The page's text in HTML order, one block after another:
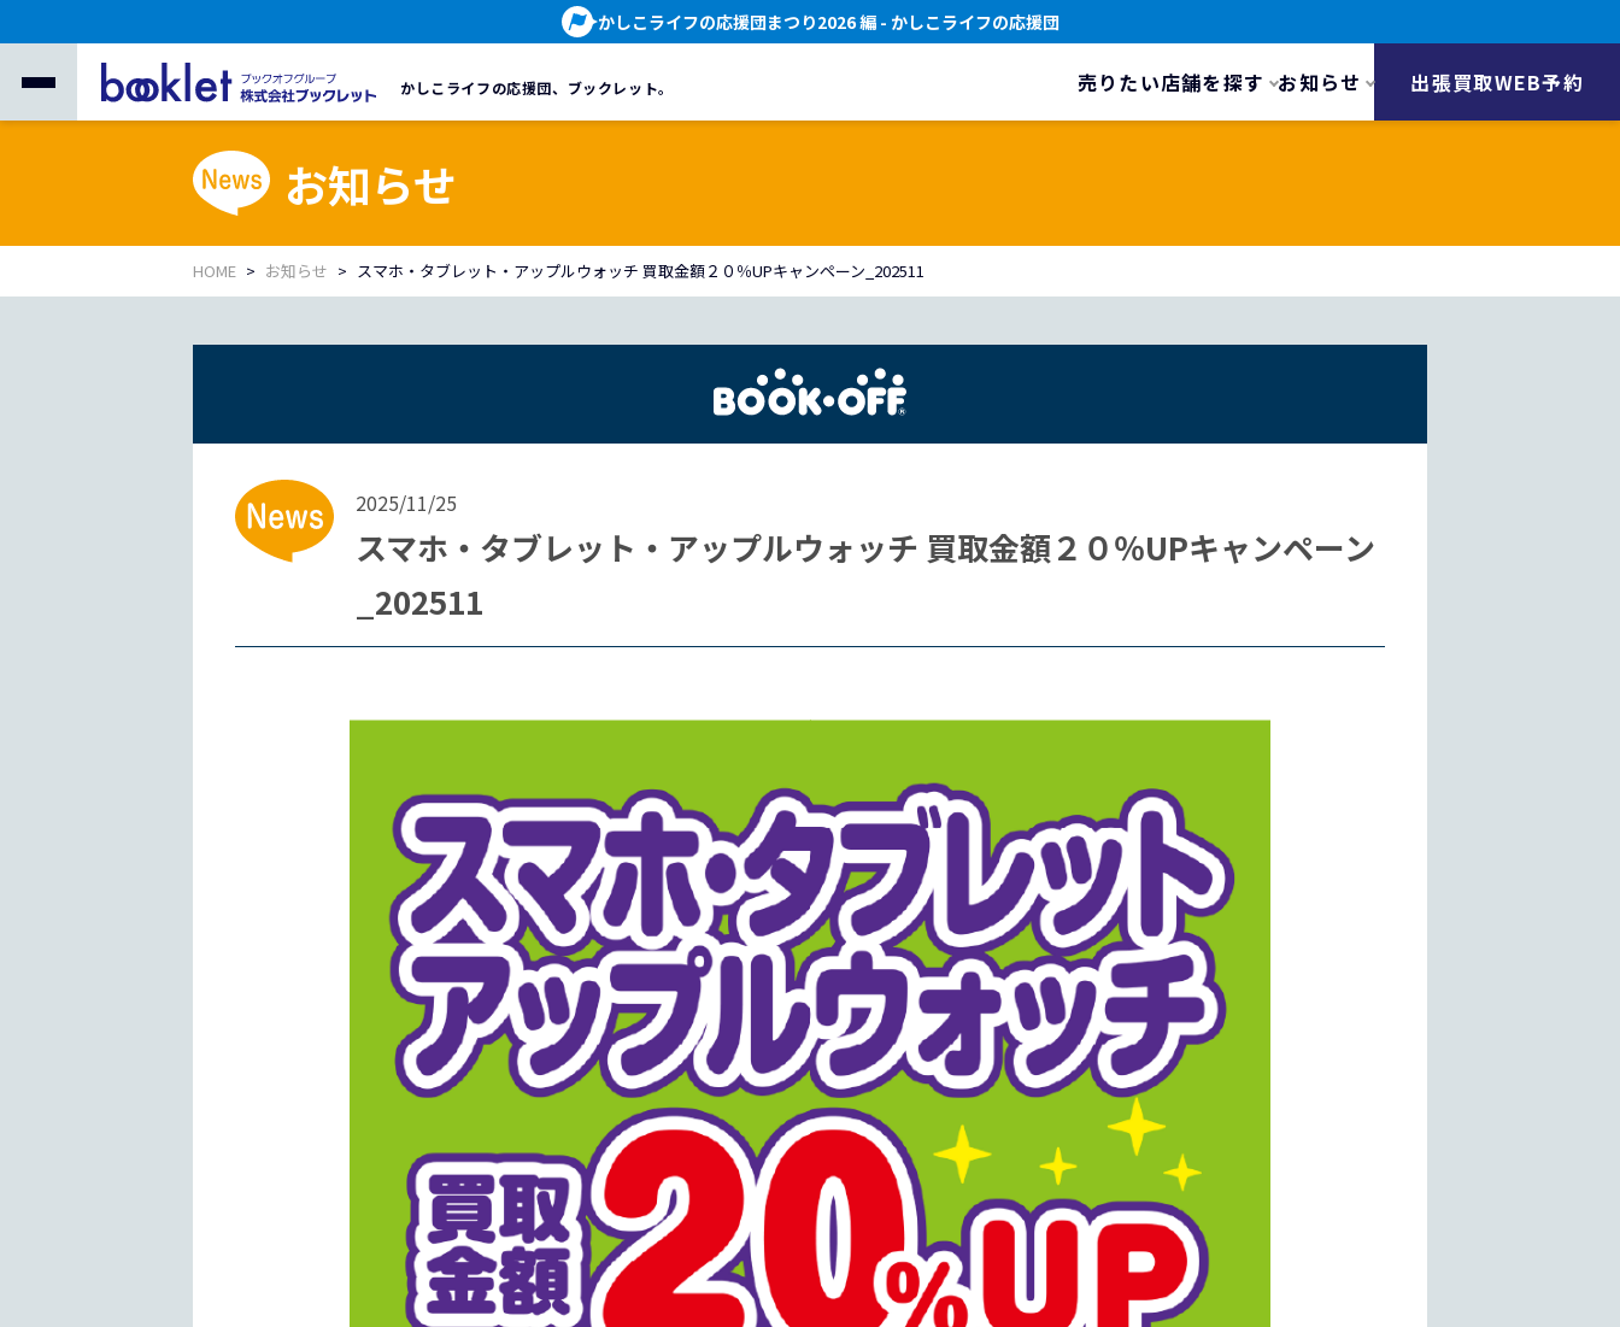
かしこライフの応援団まつり2026 編- かしこライフの応援団
かしこライフの応援団、 ブックレット。 売りたい店舗を探す お知らせ 出張買取WEB予約
お知らせ
HOME お知らせ スマホ・タブレット・アップルウォッチ 買取金額２０％UPキャンペーン_202511
2025/11/25
スマホ・タブレット・アップルウォッチ 買取金額２０％UPキャンペーン
_202511